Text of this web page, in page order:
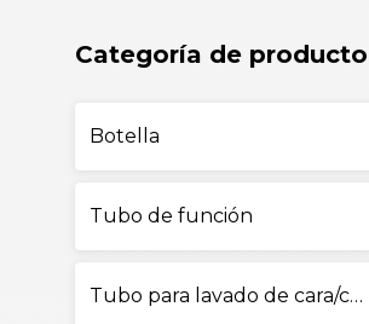
Categoría de producto
Botella
Tubo de función
Tubo para lavado de cara/cuidado de la piel